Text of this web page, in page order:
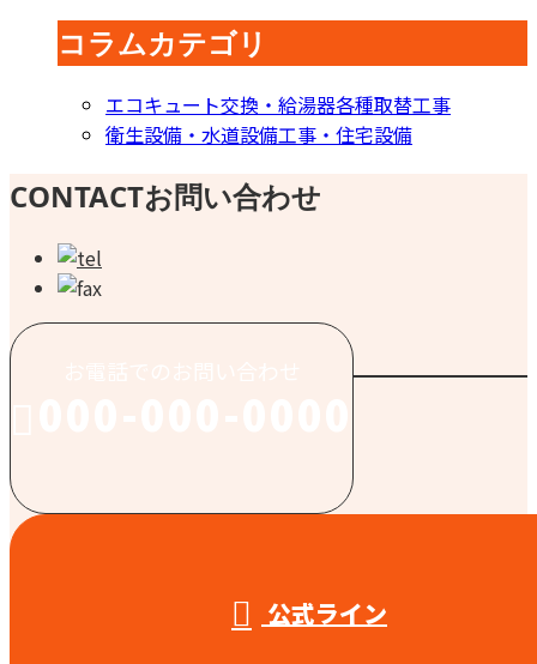
コラムカテゴリ
エコキュート交換・給湯器各種取替工事
衛生設備・水道設備工事・住宅設備
CONTACTお問い合わせ
公式ライン